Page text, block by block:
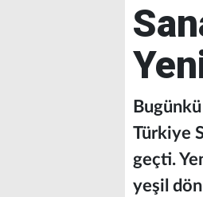
Türkiye
geçti.
yeşil